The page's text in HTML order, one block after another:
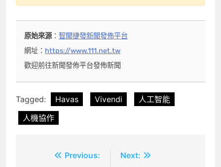
原始來源：智聞捷發新聞發佈平台
網址： https://www.111.net.tw
歡迎前往新聞發佈平台發佈新聞
Tagged: Havas Vivendi
人工智能
人機協作
Previous:
Next: